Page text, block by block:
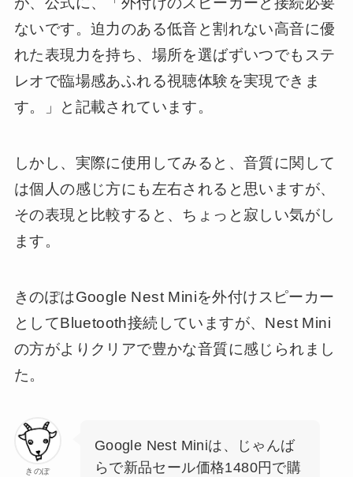
ないです。迫力のある低音と割れない高音に優
れた表現力を持ち、場所を選ばずいつでもステ
レオで臨場感あふれる視聴体験を実現できま
す。」と記載されています。
しかし、実際に使用してみると、音質に関して
は個人の感じ方にも左右されると思いますが、
その表現と比較すると、ちょっと寂しい気がし
ます。
きのぽはGoogle Nest Miniを外付けスピーカー
としてBluetooth接続していますが、Nest Mini
の方がよりクリアで豊かな音質に感じられまし
た。
きのぽ
Google Nest Miniは、じゃんば
らで新品セール価格1480円で購